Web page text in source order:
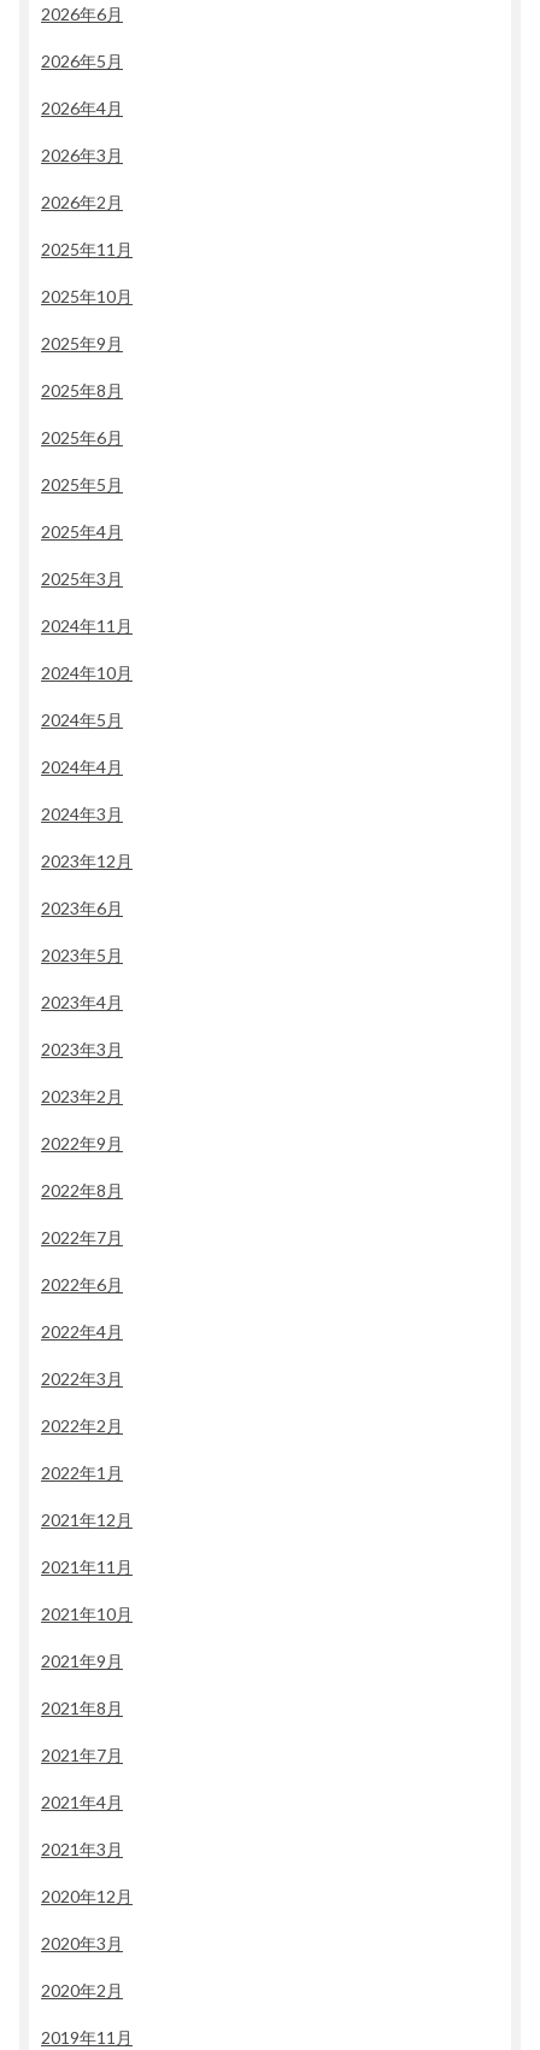
2026年6月
2026年5月
2026年4月
2026年3月
2026年2月
2025年11月
2025年10月
2025年9月
2025年8月
2025年6月
2025年5月
2025年4月
2025年3月
2024年11月
2024年10月
2024年5月
2024年4月
2024年3月
2023年12月
2023年6月
2023年5月
2023年4月
2023年3月
2023年2月
2022年9月
2022年8月
2022年7月
2022年6月
2022年4月
2022年3月
2022年2月
2022年1月
2021年12月
2021年11月
2021年10月
2021年9月
2021年8月
2021年7月
2021年4月
2021年3月
2020年12月
2020年3月
2020年2月
2019年11月